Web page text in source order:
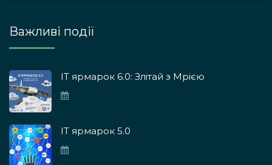
Важливі події
ІТ ярмарок 6.0: Злітай з Мрією
ІТ ярмарок 5.0